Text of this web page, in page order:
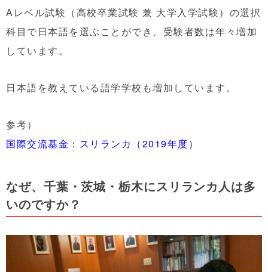
Aレベル試験（高校卒業試験 兼 大学入学試験）の選択
科目で日本語を選ぶことができ、受験者数は年々増加
しています。
日本語を教えている語学学校も増加しています。
参考）
国際交流基金：スリランカ（2019年度）
なぜ、千葉・茨城・栃木にスリランカ人は多
いのですか？